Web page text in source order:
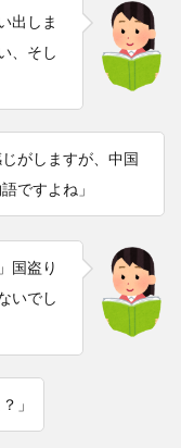
出しま
、そし
がしますが、中国
ですよね」
国盗り
いでし
」